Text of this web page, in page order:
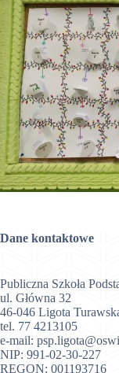
Dane kontaktowe
Publiczna Szkoła
ul. Główna 32
46-046 Ligota
tel. 77 4213105
e-mail:
NIP: 991-02-30-227
REGON: 001193716